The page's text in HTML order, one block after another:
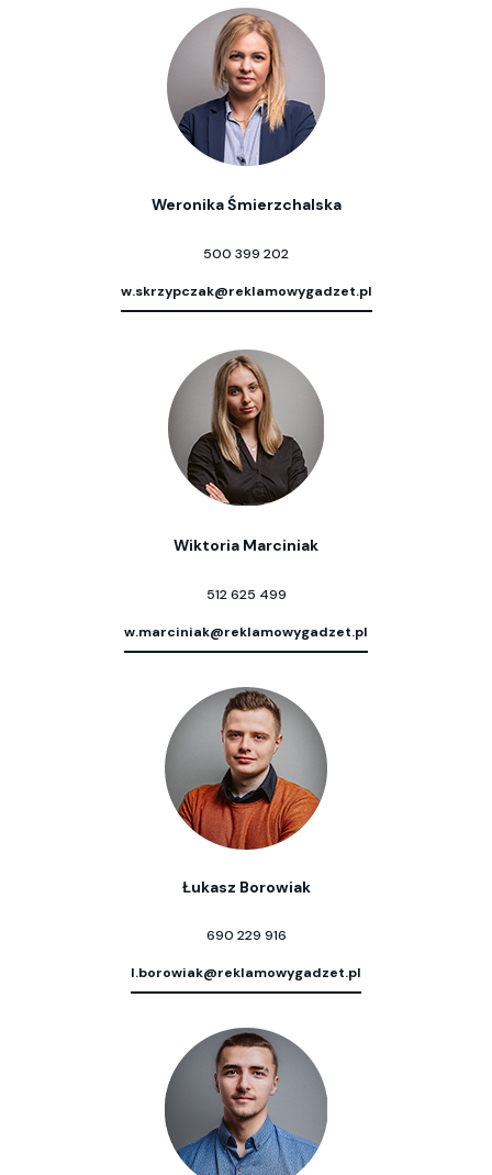
Weronika Śmierzchalska
500 399 202
w.skrzypczak@reklamowygadzet.pl
Wiktoria Marciniak
512 625 499
w.marciniak@reklamowygadzet.pl
Łukasz Borowiak
690 229 916
l.borowiak@reklamowygadzet.pl